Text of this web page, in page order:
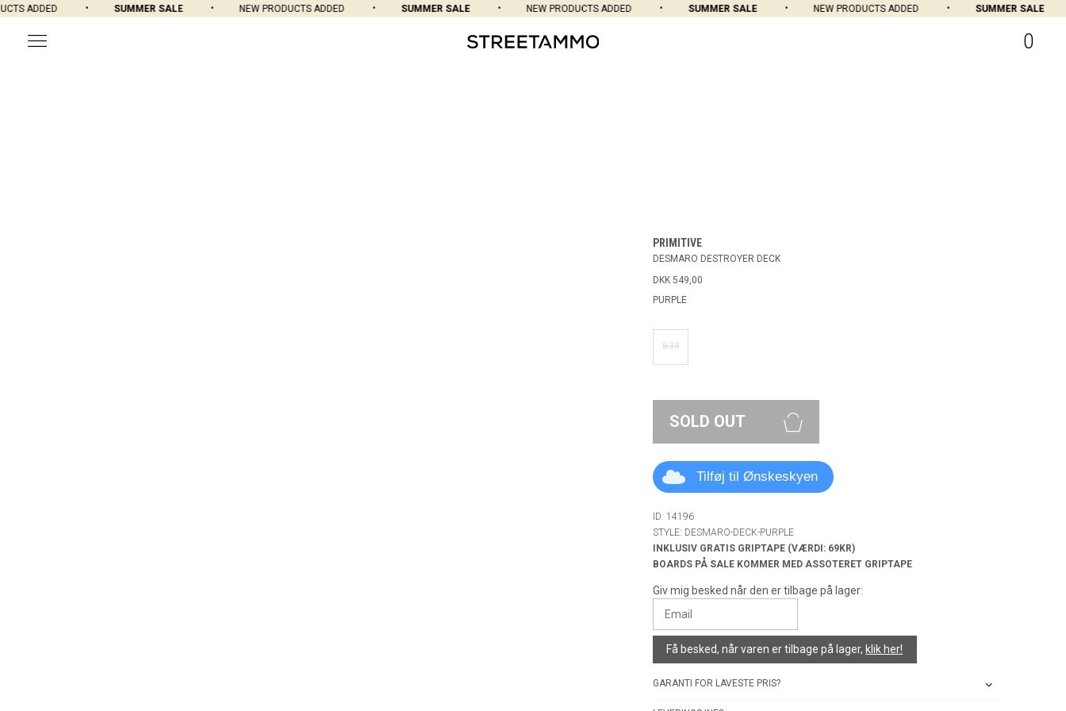
ADDED SUMMER SALE NEW PRODUCTS ADDED SUMMER SALE NEW PRODUCTS ADDED SUMMER SALE NEW PRODUCTS ADDED SUMMER SALE
0
PRIMITIVE
DESMARO DESTROYER DECK
DKK 549,00
PURPLE
8.38
SOLD OUT
Tilføj til Ønskeskyen
ID: 14196
STYLE: DESMARO-DECK-PURPLE
INKLUSIV GRATIS GRIPTAPE (VÆRDI: 69KR)
BOARDS PÅ SALE KOMMER MED ASSOTERET GRIPTAPE
Giv mig besked når den er tilbage på lager:
Få besked, når varen er tilbage på lager, klik her!
GARANTI FOR LAVESTE PRIS?